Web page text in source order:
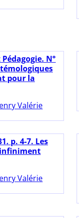
N°
pour la
Valérie
p. 4-7. Les
Valérie